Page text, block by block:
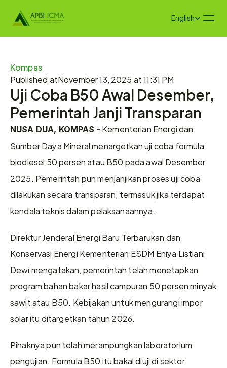
Select Language
English
Kompas
Published atNovember 13, 2025 at 11:31 PM
Uji Coba B50 Awal Desember,
Pemerintah Janji Transparan
NUSA DUA, KOMPAS - Kementerian Energi dan
Sumber Daya Mineral menargetkan uji coba formula
biodiesel 50 persen atau B50 pada awal Desember
2025. Pemerintah pun menjanjikan proses uji coba
dilakukan secara transparan, termasuk jika terdapat
kendala teknis dalam pelaksanaannya.
Direktur Jenderal Energi Baru Terbarukan dan
Konservasi Energi Kementerian ESDM Eniya Listiani
Dewi mengatakan, pemerintah telah menetapkan
program bahan bakar hasil campuran 50 persen minyak
sawit atau B50. Kebijakan untuk mengurangi impor
solar itu ditargetkan tahun 2026.
Pihaknya pun telah merampungkan laboratorium
pengujian. Formula B50 itu bakal diuji di sektor